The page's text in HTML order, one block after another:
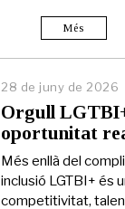
Més
28 de juny de 2026
6
d
y
Orgull
oportunitat
Més enllà del
inclusió LGTBI+ és
competitivitat,